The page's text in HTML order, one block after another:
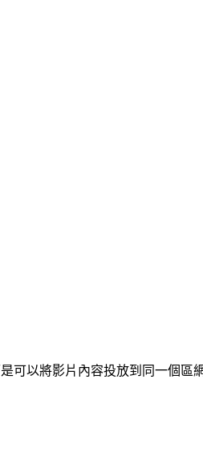
以將影片內容投放到同一個區